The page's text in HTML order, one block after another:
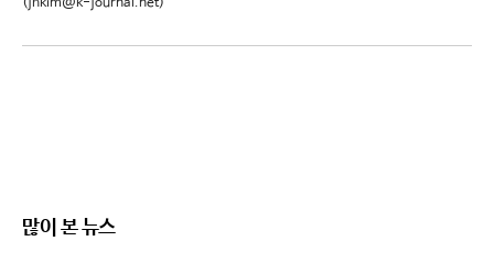
(jhkim@k-journal.net)
많이 본 뉴스